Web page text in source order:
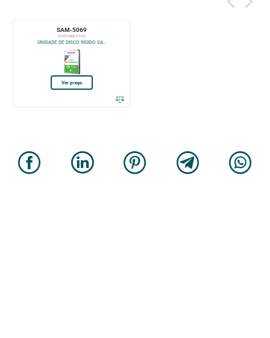
SAM-5069
HDWT840UZSVA
UNIDADE DE DISCO RÍGIDO SA...
Ver preço